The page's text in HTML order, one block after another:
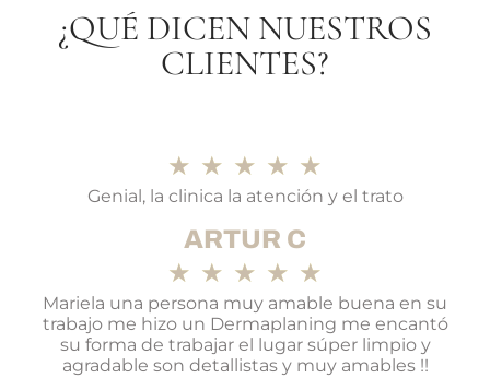
¿QUÉ DICEN NUESTROS
CLIENTES?
★ ★ ★ ★ ★
Genial, la clinica la atención y el trato
ARTUR C
★ ★ ★ ★ ★
Mariela una persona muy amable buena en su
trabajo me hizo un Dermaplaning me encantó
su forma de trabajar el lugar súper limpio y
agradable son detallistas y muy amables !!